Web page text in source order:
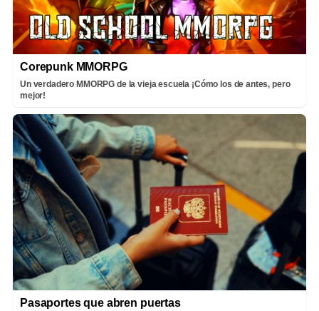
Corepunk MMORPG
Un verdadero MMORPG de la vieja escuela ¡Cómo los de antes, pero
mejor!
Pasaportes que abren puertas